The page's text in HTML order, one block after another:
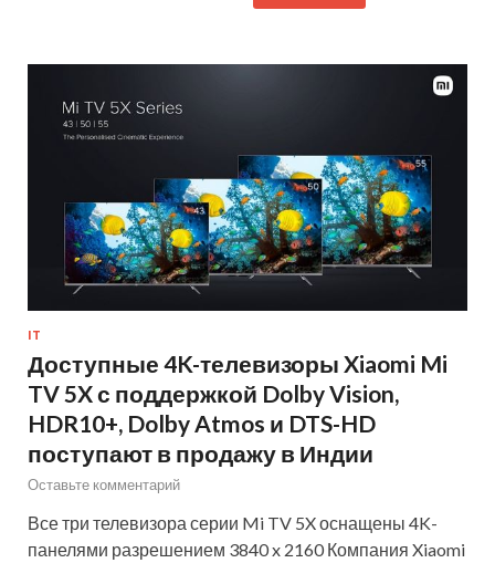
IT
Доступные 4K-телевизоры Xiaomi Mi
TV 5X с поддержкой Dolby Vision,
HDR10+, Dolby Atmos и DTS-HD
поступают в продажу в Индии
Оставьте комментарий
Все три телевизора серии Mi TV 5X оснащены 4K-
панелями разрешением 3840 x 2160 Компания Xiaomi